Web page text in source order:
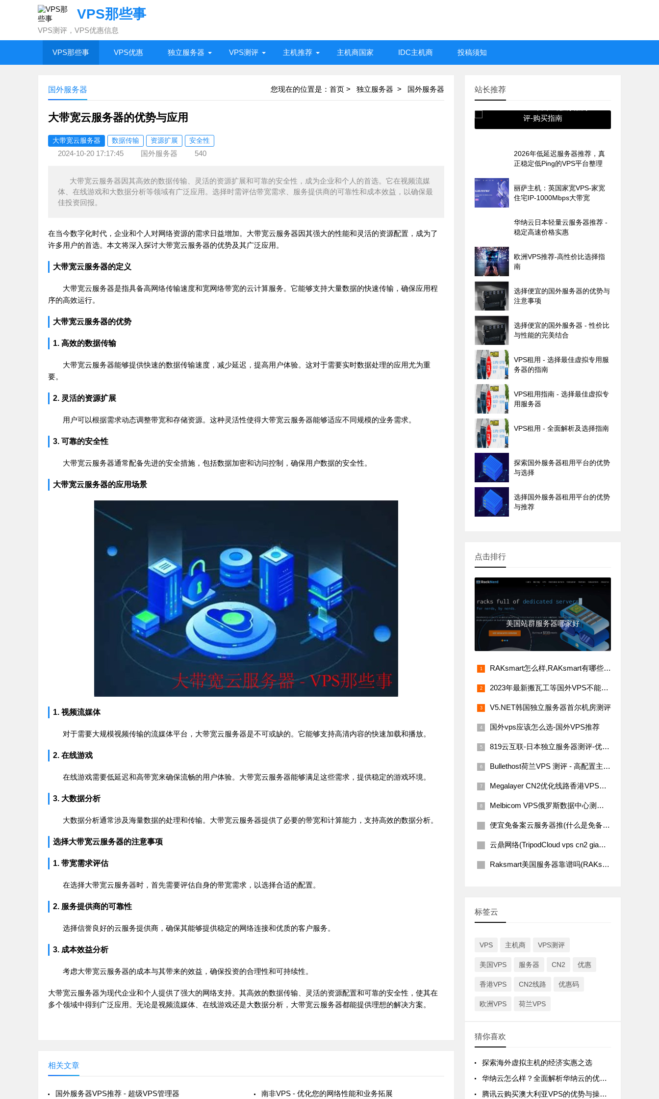
VPS那些事
VPS测评，VPS优惠信息
VPS那些事 VPS优惠 独立服务器 VPS测评 主机推荐 主机商国家 IDC主机商 投稿须知
您现在的位置是： 首页 > 独立服务器 > 国外服务器
国外服务器
大带宽云服务器的优势与应用
大带宽云服务器 数据传输 资源扩展 安全性
2024-10-20 17:17:45 国外服务器 540
大带宽云服务器因其高效的数据传输、灵活的资源扩展和可靠的安全性，成为企业和个人的首选。它在视频流媒
体、在线游戏和大数据分析等领域有广泛应用。选择时需评估带宽需求、服务提供商的可靠性和成本效益，以确保最
佳投资回报。
在当今数字化时代，企业和个人对网络资源的需求日益增加。大带宽云服务器因其强大的性能和灵活的资源配置，成为了
许多用户的首选。本文将深入探讨大带宽云服务器的优势及其广泛应用。
大带宽云服务器的定义
大带宽云服务器是指具备高网络传输速度和宽网络带宽的云计算服务。它能够支持大量数据的快速传输，确保应用程
序的高效运行。
大带宽云服务器的优势
1. 高效的数据传输
大带宽云服务器能够提供快速的数据传输速度，减少延迟，提高用户体验。这对于需要实时数据处理的应用尤为重
要。
2. 灵活的资源扩展
用户可以根据需求动态调整带宽和存储资源。这种灵活性使得大带宽云服务器能够适应不同规模的业务需求。
3. 可靠的安全性
大带宽云服务器通常配备先进的安全措施，包括数据加密和访问控制，确保用户数据的安全性。
大带宽云服务器的应用场景
1. 视频流媒体
对于需要大规模视频传输的流媒体平台，大带宽云服务器是不可或缺的。它能够支持高清内容的快速加载和播放。
2. 在线游戏
在线游戏需要低延迟和高带宽来确保流畅的用户体验。大带宽云服务器能够满足这些需求，提供稳定的游戏环境。
3. 大数据分析
大数据分析通常涉及海量数据的处理和传输。大带宽云服务器提供了必要的带宽和计算能力，支持高效的数据分析。
选择大带宽云服务器的注意事项
1. 带宽需求评估
在选择大带宽云服务器时，首先需要评估自身的带宽需求，以选择合适的配置。
2. 服务提供商的可靠性
选择信誉良好的云服务提供商，确保其能够提供稳定的网络连接和优质的客户服务。
3. 成本效益分析
考虑大带宽云服务器的成本与其带来的效益，确保投资的合理性和可持续性。
大带宽云服务器为现代企业和个人提供了强大的网络支持。其高效的数据传输、灵活的资源配置和可靠的安全性，使其在
多个领域中得到广泛应用。无论是视频流媒体、在线游戏还是大数据分析，大带宽云服务器都能提供理想的解决方案。
相关文章
国外服务器VPS推荐 - 超级VPS管理器 南非VPS - 优化您的网络性能和业务拓展
站长推荐
评-购买指南
2026年低延迟服务器推荐，真
正稳定低Ping的VPS平台整理
丽萨主机：英国家宽VPS-家宽
住宅IP-1000Mbps大带宽
华纳云日本轻量云服务器推荐 -
稳定高速价格实惠
欧洲VPS推荐-高性价比选择指
南
选择便宜的国外服务器的优势与
注意事项
选择便宜的国外服务器 - 性价比
与性能的完美结合
VPS租用 - 选择最佳虚拟专用服
务器的指南
VPS租用指南 - 选择最佳虚拟专
用服务器
VPS租用 - 全面解析及选择指南
探索国外服务器租用平台的优势
与选择
选择国外服务器租用平台的优势
与推荐
点击排行
美国站群服务器哪家好
RAKsmart怎么样,RAKsmart有哪些优惠套餐
2023年最新搬瓦工等国外VPS不能访问的决方案
V5.NET韩国独立服务器首尔机房测评
国外vps应该怎么选-国外VPS推荐
819云互联-日本独立服务器测评-优化线路与网络性能分析
Bullethost荷兰VPS 测评 - 高配置主机，2Tbps DDoS 防御支持
Megalayer CN2优化线路香港VPS测评
Melbicom VPS俄罗斯数据中心测评(CN2线路无限流量)
便宜免备案云服务器推(什么是免备案cdn服务器)
云鼎网络(TripodCloud vps cn2 gia线路)
Raksmart美国服务器靠谱吗(RAKsmart服务器省钱策略)
标签云
VPS 主机商 VPS测评
美国VPS 服务器 CN2 优惠
香港VPS CN2线路 优惠码
欧洲VPS 荷兰VPS
猜你喜欢
探索海外虚拟主机的经济实惠之选
华纳云怎么样？全面解析华纳云的优势与不足
腾讯云购买澳大利亚VPS的优势与操作指南